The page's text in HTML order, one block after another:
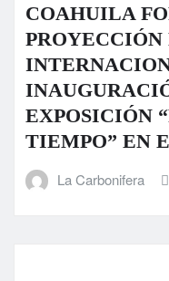
COAHUILA
EXPOSICIÓN
TIEMPO” EN
La Carbonifera